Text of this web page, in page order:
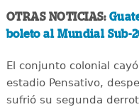
OTRAS NOTICIAS:
boleto al Mundial Sub-
El conjunto colonial
estadio Pensativo,
sufrió su segunda